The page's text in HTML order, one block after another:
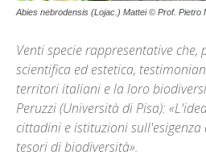
Abies nebrodensis (Lojac.) Mattei © Prof. Pietro
Venti specie rappresentative che,
scientifica ed estetica,
territori italiani e la loro
Peruzzi (Università di Pisa):
cittadini e istituzioni
tesori di biodiversità».